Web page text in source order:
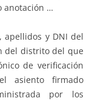
anotación …
y DNI del
del distrito del que
de verificación
asiento firmado
por los